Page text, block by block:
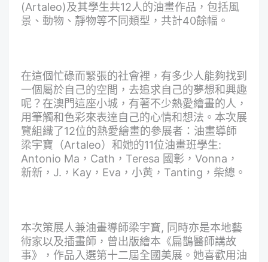
(Artaleo)及其學生共12人的油畫作品，包括風
景、動物、靜物等不同類型，共計40餘幅。
在這個忙碌而緊張的社會裡，有多少人能夠找到
一個屬於自己的空間，去追求自己的夢想和興趣
呢？在澳門這座小城，有著不少熱愛繪畫的人，
用筆觸和色彩來表達自己的心情和想法。本次展
覽組織了12位的熱愛繪畫的參展者：油畫導師
梁宇寶（Artaleo）和她的11位油畫班學生:
Antonio Ma，Cath，Teresa 國彰，Vonna，
新新，J.，Kay，Eva，小黄，Tanting，柴總。
本次策展人兼油畫導師梁宇寶, 同時亦是本地藝
術家以及插畫師，曾出版繪本《扁鵲醫師講故
事》，作品入選第十二屆全國美展。她喜歡用油